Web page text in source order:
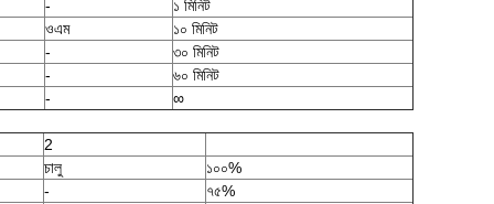
-
১ মিনিট
ওএম
১০ মিনিট
-
৩০ মিনিট
-
৬০ মিনিট
-
∞
2
চালু
১০০%
-
৭৫%